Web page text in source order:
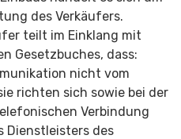
des Verkäufers.
teilt im Einklang mit
Gesetzbuches, dass:
nicht vom
richten sich sowie bei der
Verbindung
Dienstleisters des